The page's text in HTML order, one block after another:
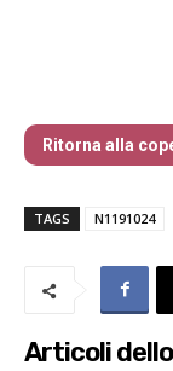
Ritorna alla
TAGS N1191024
Articoli